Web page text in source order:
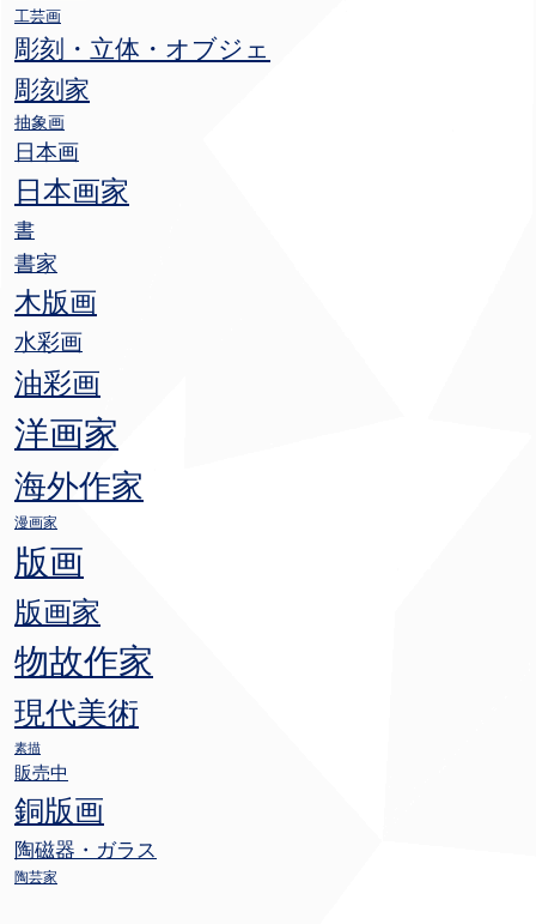
工芸画
彫刻・立体・オブジェ
彫刻家
抽象画
日本画
日本画家
書
書家
木版画
水彩画
油彩画
洋画家
海外作家
漫画家
版画
版画家
物故作家
現代美術
素描
販売中
銅版画
陶磁器・ガラス
陶芸家